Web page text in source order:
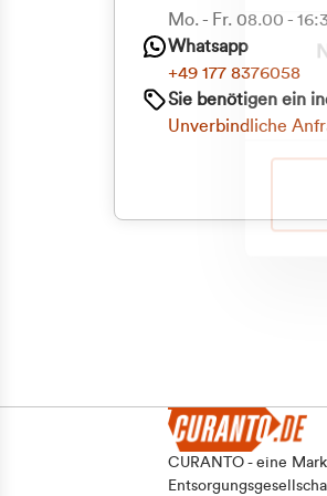
Mo. - Fr. 08.00 -
Whatsapp
+49 177 8376058
Sie benötigen ein
Unverbindliche
CURANTO - eine